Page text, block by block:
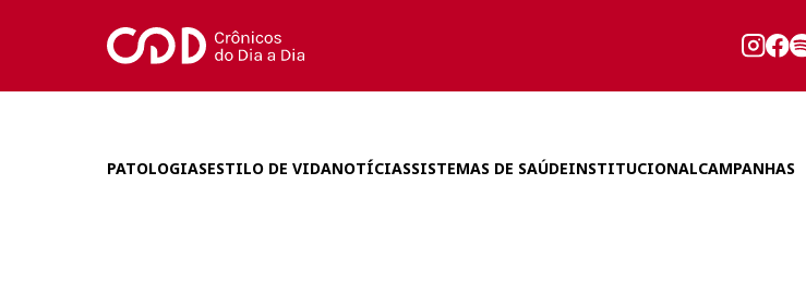
PATOLOGIASESTILO DE VIDANOTÍCIASSISTEMAS DE SAÚDEINSTITUCIONALCAMPANHAS